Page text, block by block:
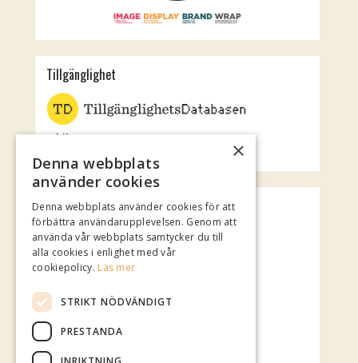
Tillgänglighet
Jubileumsteatern
Spotify Playlist
×
Denna webbplats
använder cookies
Denna webbplats använder cookies för att
förbättra användarupplevelsen. Genom att
använda vår webbplats samtycker du till
alla cookies i enlighet med vår
cookiepolicy. Läs mer
STRIKT NÖDVÄNDIGT
PRESTANDA